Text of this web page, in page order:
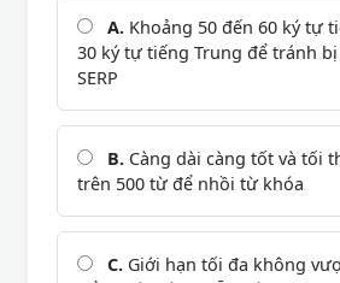
A. Khoảng 50 đến 60 ký tự
30 ký tự tiếng Trung để tránh
SERP
B. Càng dài càng tốt và tối
trên 500 từ để nhồi từ khóa
C. Giới hạn tối đa không